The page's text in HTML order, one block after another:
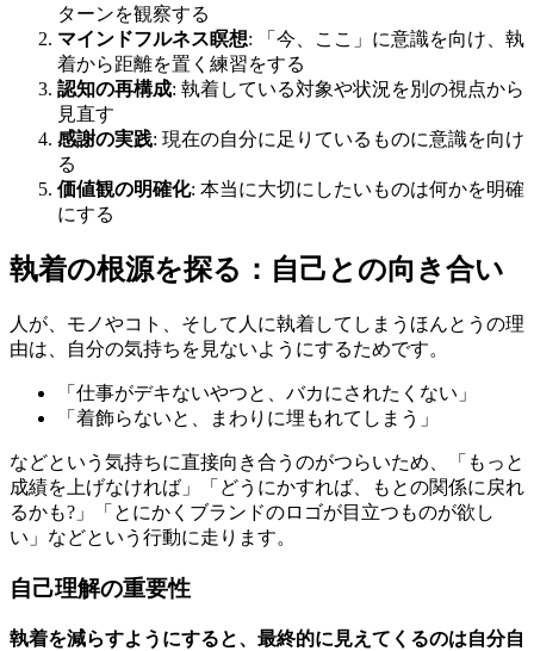
ターンを観察する
マインドフルネス瞑想: 「今、ここ」に意識を向け、執
着から距離を置く練習をする
認知の再構成: 執着している対象や状況を別の視点から
見直す
感謝の実践: 現在の自分に足りているものに意識を向け
る
価値観の明確化: 本当に大切にしたいものは何かを明確
にする
執着の根源を探る：自己との向き合い
人が、モノやコト、そして人に執着してしまうほんとうの理
由は、自分の気持ちを見ないようにするためです。
「仕事がデキないやつと、バカにされたくない」
「着飾らないと、まわりに埋もれてしまう」
などという気持ちに直接向き合うのがつらいため、「もっと
成績を上げなければ」「どうにかすれば、もとの関係に戻れ
るかも?」「とにかくブランドのロゴが目立つものが欲し
い」などという行動に走ります。
自己理解の重要性
執着を減らすようにすると、最終的に見えてくるのは自分自